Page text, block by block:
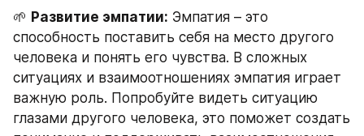
🌱 Развитие эмпатии: Эмпатия – это
способность поставить себя на место другого
человека и понять его чувства. В сложных
ситуациях и взаимоотношениях эмпатия играет
важную роль. Попробуйте видеть ситуацию
глазами другого человека, это поможет создать